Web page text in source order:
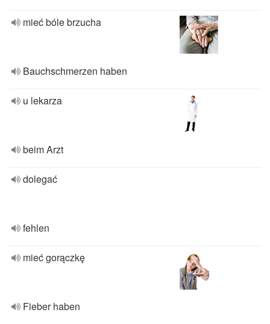
mieć bóle brzucha
Bauchschmerzen haben
u lekarza
beim Arzt
dolegać
fehlen
mieć gorączkę
Fieber haben